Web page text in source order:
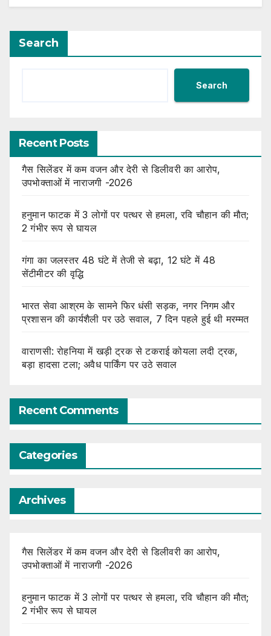
Search
Search
Recent Posts
गैस सिलेंडर में कम वजन और देरी से डिलीवरी का आरोप,
उपभोक्ताओं में नाराजगी -2026
हनुमान फाटक में 3 लोगों पर पत्थर से हमला, रवि चौहान की मौत;
2 गंभीर रूप से घायल
गंगा का जलस्तर 48 घंटे में तेजी से बढ़ा, 12 घंटे में 48
सेंटीमीटर की वृद्धि
भारत सेवा आश्रम के सामने फिर धंसी सड़क, नगर निगम और
प्रशासन की कार्यशैली पर उठे सवाल, 7 दिन पहले हुई थी मरम्मत
वाराणसी: रोहनिया में खड़ी ट्रक से टकराई कोयला लदी ट्रक,
बड़ा हादसा टला; अवैध पार्किंग पर उठे सवाल
Recent Comments
Categories
Archives
गैस सिलेंडर में कम वजन और देरी से डिलीवरी का आरोप,
उपभोक्ताओं में नाराजगी -2026
हनुमान फाटक में 3 लोगों पर पत्थर से हमला, रवि चौहान की मौत;
2 गंभीर रूप से घायल